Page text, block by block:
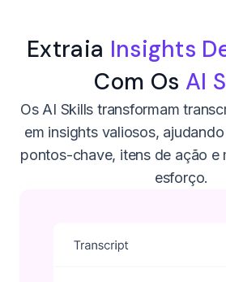
Extraia Insights
Com Os AI
Os AI Skills transformam
em insights valiosos,
pontos-chave, itens de ação
esforço.